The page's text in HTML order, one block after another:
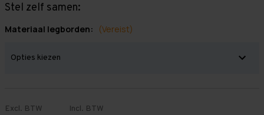
Stel zelf samen:
Materiaal legborden: (Vereist)
Excl. BTW Incl. BTW